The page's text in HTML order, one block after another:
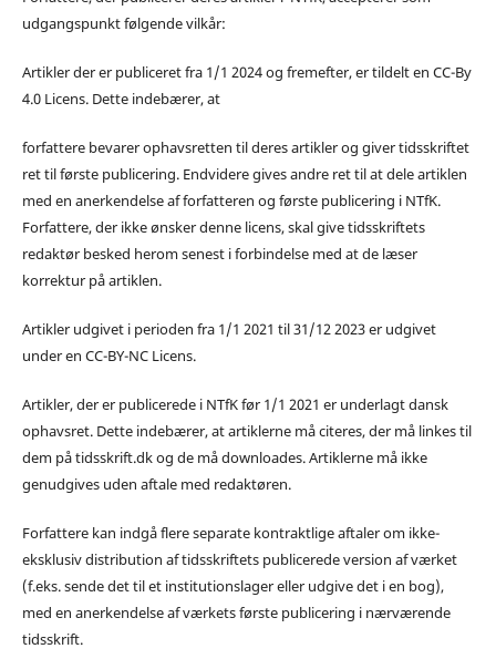
udgangspunkt følgende vilkår:
Artikler der er publiceret fra 1/1 2024 og fremefter, er tildelt en CC-By
4.0 Licens. Dette indebærer, at
forfattere bevarer ophavsretten til deres artikler og giver tidsskriftet
ret til første publicering. Endvidere gives andre ret til at dele artiklen
med en anerkendelse af forfatteren og første publicering i NTfK.
Forfattere, der ikke ønsker denne licens, skal give tidsskriftets
redaktør besked herom senest i forbindelse med at de læser
korrektur på artiklen.
Artikler udgivet i perioden fra 1/1 2021 til 31/12 2023 er udgivet
under en CC-BY-NC Licens.
Artikler, der er publicerede i NTfK før 1/1 2021 er underlagt dansk
ophavsret. Dette indebærer, at artiklerne må citeres, der må linkes til
dem på tidsskrift.dk og de må downloades. Artiklerne må ikke
genudgives uden aftale med redaktøren.
Forfattere kan indgå flere separate kontraktlige aftaler om ikke-
eksklusiv distribution af tidsskriftets publicerede version af værket
(f.eks. sende det til et institutionslager eller udgive det i en bog),
med en anerkendelse af værkets første publicering i nærværende
tidsskrift.